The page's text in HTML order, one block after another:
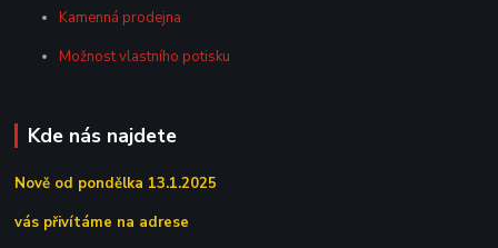
Kamenná prodejna
Možnost vlastního potisku
Kde nás najdete
Nově od pondělka 13.1.2025
vás přivítáme na adrese